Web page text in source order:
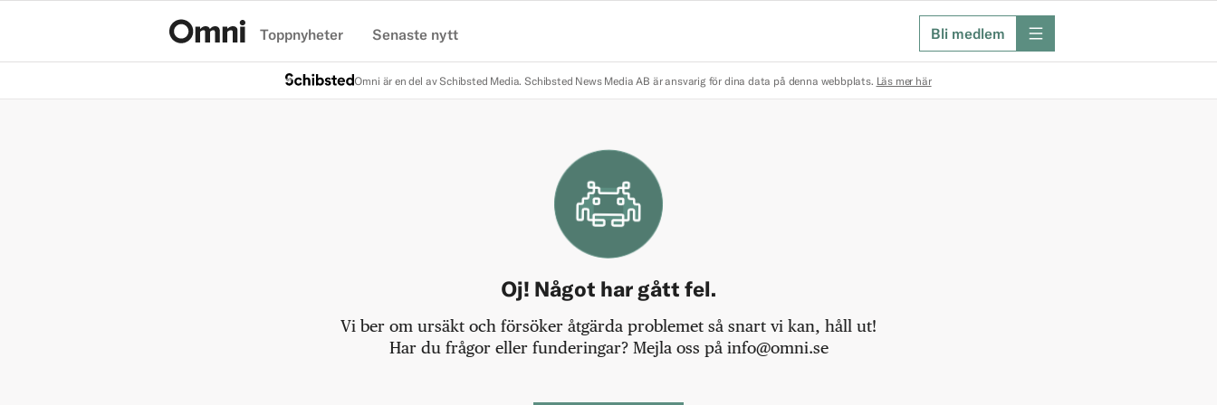
Toppnyheter Senaste nytt Bli medlem meny
Omni är en del av Schibsted Media. Schibsted News Media AB är ansvarig för dina data på denna webbplats. Läs mer här
Oj! Något har gått fel.
Vi ber om ursäkt och försöker åtgärda problemet så snart vi kan, håll ut!
Har du frågor eller funderingar? Mejla oss på info@omni.se